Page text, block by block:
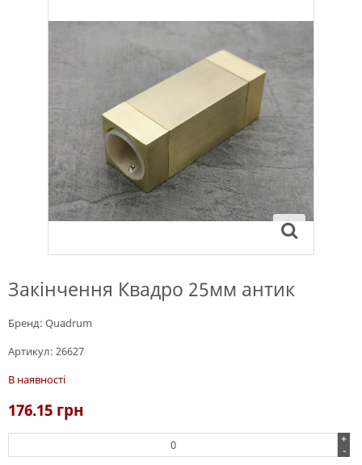
Закінчення Квадро 25мм антик
Бренд: Quadrum
Артикул: 26627
В наявності
176.15 грн
+
-